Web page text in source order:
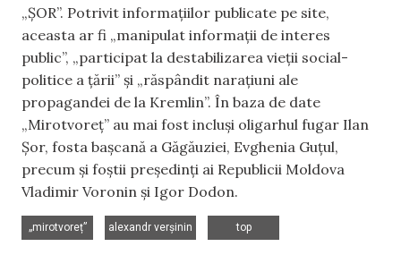
„ȘOR”. Potrivit informațiilor publicate pe site,
aceasta ar fi „manipulat informații de interes
public”, „participat la destabilizarea vieții social-
politice a țării” și „răspândit narațiuni ale
propagandei de la Kremlin”. În baza de date
„Mirotvoreț” au mai fost incluși oligarhul fugar Ilan
Șor, fosta bașcană a Găgăuziei, Evghenia Guțul,
precum și foștii președinți ai Republicii Moldova
Vladimir Voronin și Igor Dodon.
„mirotvoreț”
alexandr verșinin
top